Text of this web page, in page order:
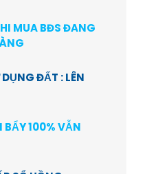
MUA BĐS ĐANG
ĐẤT : LÊN
BẨY 100% VẪN